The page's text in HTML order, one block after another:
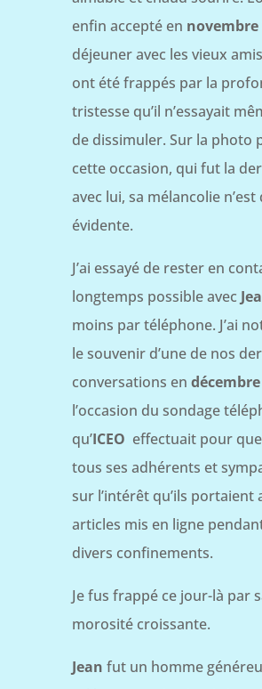
enfin accepté en novembre
déjeuner avec les vieux
ont été frappés par la
tristesse qu’il n’essayait
de dissimuler. Sur la photo
cette occasion, qui fut la
avec lui, sa mélancolie
évidente.
J’ai essayé de rester en
longtemps possible avec
moins par téléphone. J’ai
le souvenir d’une de nos
conversations en décembre
l’occasion du sondage
qu’ICEO effectuait pour
tous ses adhérents et
sur l’intérêt qu’ils portaient
articles mis en ligne
divers confinements.
Je fus frappé ce jour-là par
morosité croissante.
Jean fut un homme